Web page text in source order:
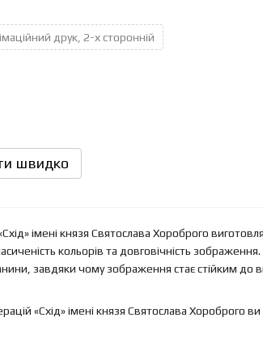
друк, 2-х сторонній
швидко
імені князя Святослава Хороброго
кольорів та довговічність
завдяки чому зображення стає стійким до
«Схід» імені князя Святослава Хороброго